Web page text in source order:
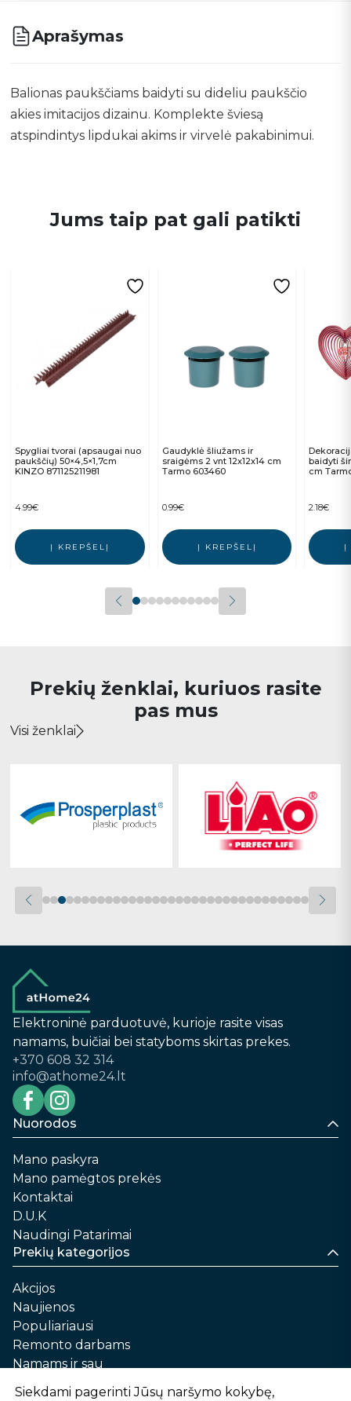
Aprašymas
Balionas paukščiams baidyti su dideliu paukščio
akies imitacijos dizainu. Komplekte šviesą
atspindintys lipdukai akims ir virvelė pakabinimui.
Jums taip pat gali patikti
Spygliai tvorai (apsaugai nuo
paukščių) 50×4,5×1,7cm
KINZO 871125211981
4.99€
Į KREPŠELĮ
Gaudyklė šliužams ir
sraigėms 2 vnt 12x12x14 cm
Tarmo 603460
0.99€
Į KREPŠELĮ
baidyti
cm
2.18€
Į
Prekių ženklai, kuriuos rasite
pas mus
Visi ženklai
Elektroninė parduotuvė, kurioje rasite visas
namams, buičiai bei statyboms skirtas prekes.
+370 608 32 314
info@athome24.lt
Nuorodos
Mano paskyra
Mano pamėgtos prekės
Kontaktai
D.U.K
Naudingi Patarimai
Prekių kategorijos
Akcijos
Naujienos
Populiariausi
Remonto darbams
Namams ir sau
Automobilių priežiūrai
Siekdami pagerinti Jūsų naršymo kokybę,